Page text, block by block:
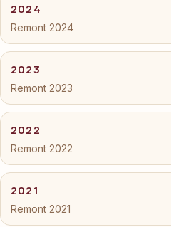
2024
Remont 2024
2023
Remont 2023
2022
Remont 2022
2021
Remont 2021